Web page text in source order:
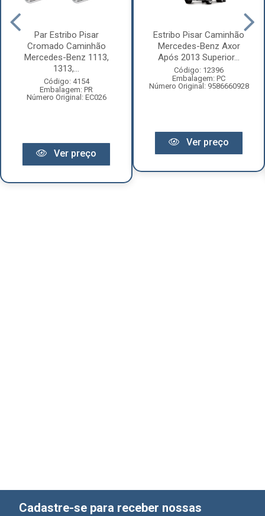
Par Estribo Pisar
Cromado Caminhão
Mercedes-Benz 1113,
1313,...
Código: 4154
Embalagem: PR
Número Original: EC026
Ver preço
Estribo Pisar Caminhão
Mercedes-Benz Axor
Após 2013 Superior...
Código: 12396
Embalagem: PC
Número Original: 9586660928
Ver preço
Cadastre-se para receber nossas